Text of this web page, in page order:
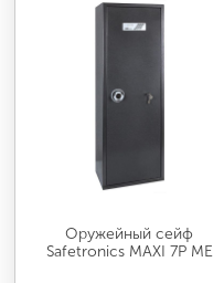
МЕДИЦИНСКАЯ
СИСТЕМЫ
ОФИСНАЯ
Оружейный сейф
Safetronics MAXI 7P ME